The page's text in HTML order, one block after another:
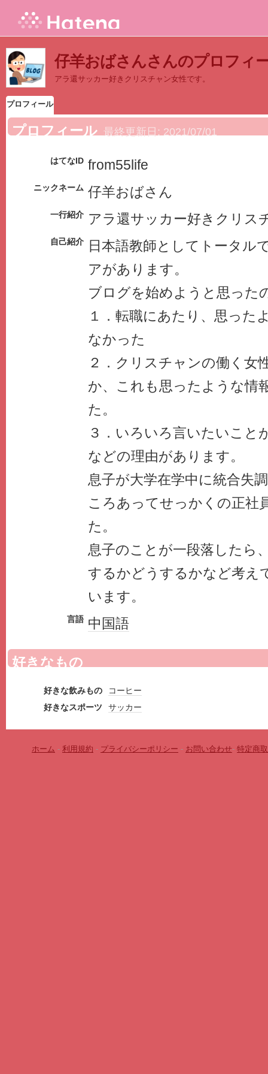
仔羊おばさんさんのプロフィ
アラ還サッカー好きクリスチャン女性です。
プロフィール
プロフィール 最終更新日: 2021/07/01
はてなID from55life
ニックネーム 仔羊おばさん
一行紹介 アラ還サッカー好きクリス
自己紹介
日本語教師としてトータル
アがあります。
ブログを始めようと思った
１．転職にあたり、思った
なかった
２．クリスチャンの働く女
か、これも思ったような情
た。
３．いろいろ言いたいこと
などの理由があります。
息子が大学在学中に統合失
ころあってせっかくの正社
た。
息子のことが一段落したら
するかどうするかなど考え
います。
言語 中国語
好きなもの
好きな飲みもの
コーヒー
好きなスポーツ
サッカー
ホーム - 利用規約 - プライバシーポリシー - お問い合わせ- 特定商